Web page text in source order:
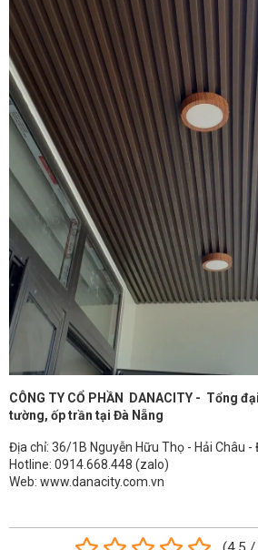
CÔNG TY CỔ PHẦN DANACITY - Tổng
tường, ốp trần tại Đà Nẵng
Địa chỉ: 36/1B Nguyễn Hữu Thọ - Hải Châu -
Hotline: 0914.668.448 (zalo)
Web: www.danacity.com.vn